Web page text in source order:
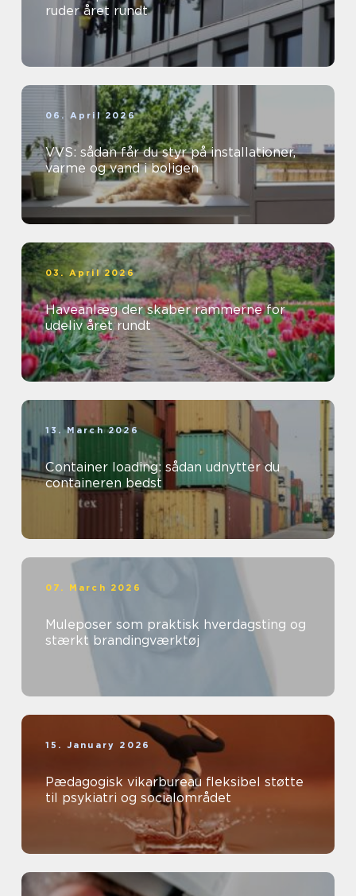
ruder året rundt
06. April 2026
VVS: sådan får du styr på installationer,
varme og vand i boligen
03. April 2026
Haveanlæg der skaber rammerne for
udeliv året rundt
13. March 2026
Container loading: sådan udnytter du
containeren bedst
07. March 2026
Muleposer som praktisk hverdagsting og
stærkt brandingværktøj
15. January 2026
Pædagogisk vikarbureau fleksibel støtte
til psykiatri og socialområdet